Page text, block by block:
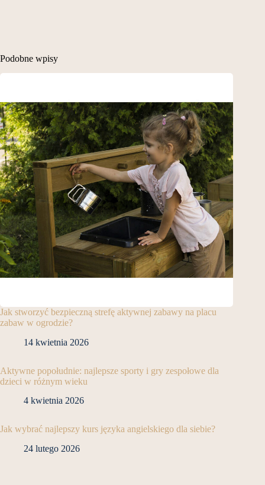
Podobne wpisy
Jak stworzyć bezpieczną strefę aktywnej zabawy na placu
zabaw w ogrodzie?
14 kwietnia 2026
Aktywne popołudnie: najlepsze sporty i gry zespołowe dla
dzieci w różnym wieku
4 kwietnia 2026
Jak wybrać najlepszy kurs języka angielskiego dla siebie?
24 lutego 2026